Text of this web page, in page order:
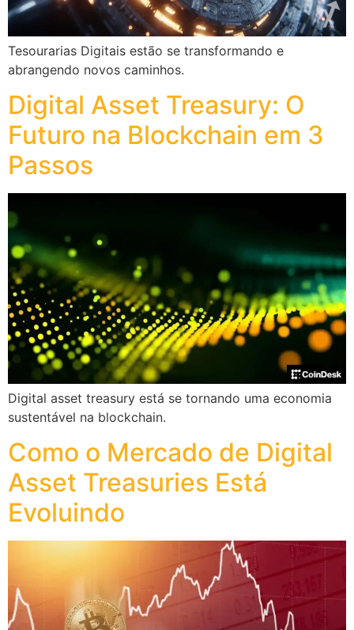
Tesourarias Digitais estão se transformando e
abrangendo novos caminhos.
Digital Asset Treasury: O
Futuro na Blockchain em 3
Passos
Digital asset treasury está se tornando uma economia
sustentável na blockchain.
Como o Mercado de Digital
Asset Treasuries Está
Evoluindo